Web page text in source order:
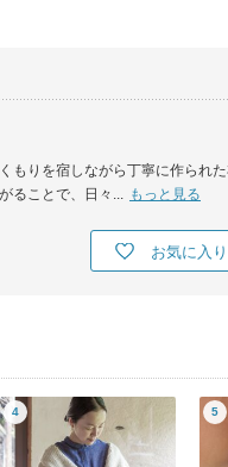
もりを宿しながら丁寧に作られ
ることで、日々... もっと見る
お気に入